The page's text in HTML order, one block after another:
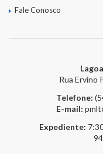
Fale Conosco
Rua Ervino
Telefone:
E-mail:
Expediente: